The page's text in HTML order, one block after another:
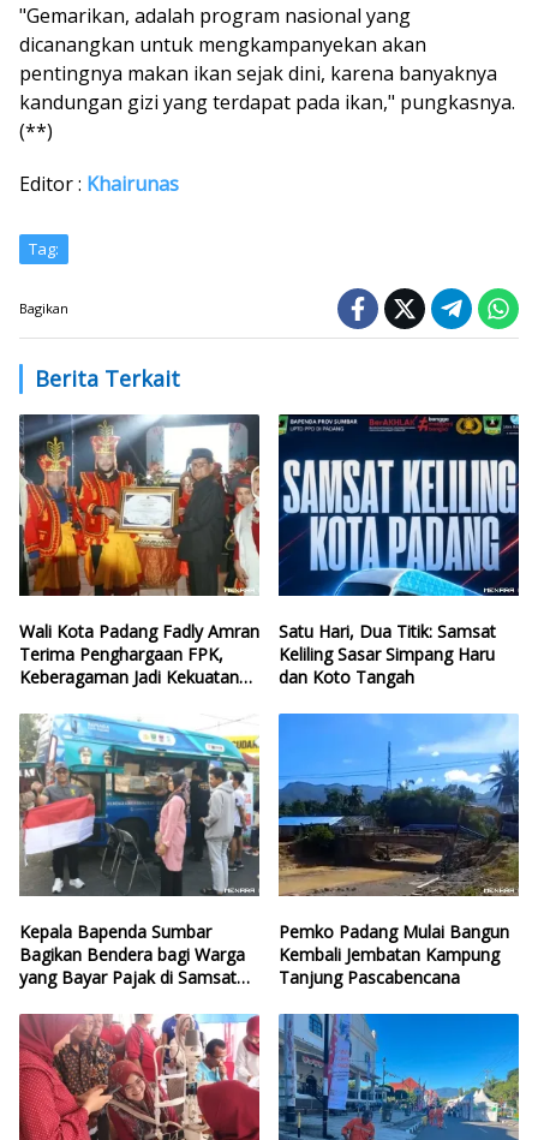
"Gemarikan, adalah program nasional yang
dicanangkan untuk mengkampanyekan akan
pentingnya makan ikan sejak dini, karena banyaknya
kandungan gizi yang terdapat pada ikan," pungkasnya.
(**)
Editor : Khairunas
Tag:
Bagikan
Berita Terkait
Wali Kota Padang Fadly Amran
Terima Penghargaan FPK,
Keberagaman Jadi Kekuatan
Satu Hari, Dua Titik: Samsat
Keliling Sasar Simpang Haru
dan Koto Tangah
Kepala Bapenda Sumbar
Bagikan Bendera bagi Warga
yang Bayar Pajak di Samsat
Pemko Padang Mulai Bangun
Kembali Jembatan Kampung
Tanjung Pascabencana